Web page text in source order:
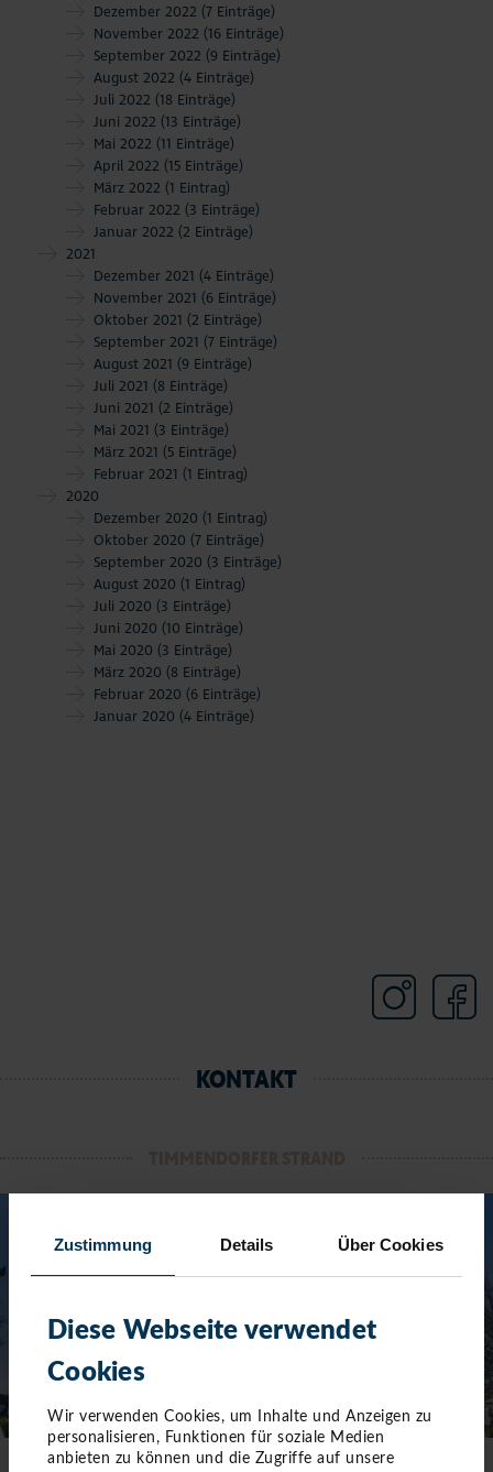
Zustimmung Details Über Cookies
Diese Webseite verwendet
Cookies
Wir verwenden Cookies, um Inhalte und Anzeigen zu
personalisieren, Funktionen für soziale Medien
anbieten zu können und die Zugriffe auf unsere
Dezember 2022 (7 Einträge)
November 2022 (16 Einträge)
September 2022 (9 Einträge)
August 2022 (4 Einträge)
Juli 2022 (18 Einträge)
Juni 2022 (13 Einträge)
Mai 2022 (11 Einträge)
April 2022 (15 Einträge)
März 2022 (1 Eintrag)
Februar 2022 (3 Einträge)
Januar 2022 (2 Einträge)
2021
Dezember 2021 (4 Einträge)
November 2021 (6 Einträge)
Oktober 2021 (2 Einträge)
September 2021 (7 Einträge)
August 2021 (9 Einträge)
Juli 2021 (8 Einträge)
Juni 2021 (2 Einträge)
Mai 2021 (3 Einträge)
März 2021 (5 Einträge)
Februar 2021 (1 Eintrag)
2020
Dezember 2020 (1 Eintrag)
Oktober 2020 (7 Einträge)
September 2020 (3 Einträge)
August 2020 (1 Eintrag)
Juli 2020 (3 Einträge)
Juni 2020 (10 Einträge)
Mai 2020 (3 Einträge)
März 2020 (8 Einträge)
Februar 2020 (6 Einträge)
Januar 2020 (4 Einträge)
KONTAKT